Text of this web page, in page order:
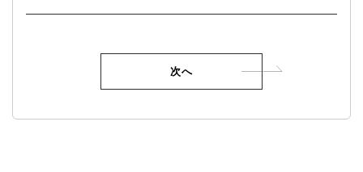
大地肥と元肥
可能な豊かな土へ。
耕運機でたがやす